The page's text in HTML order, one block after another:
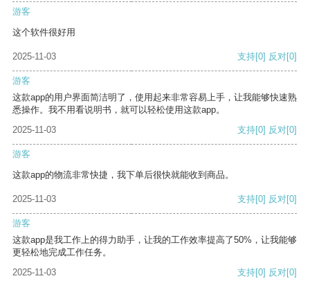
游客
这个软件很好用
2025-11-03 支持[0] 反对[0]
游客
这款app的用户界面简洁明了，使用起来非常容易上手，让我能够快速熟
悉操作。我不用看说明书，就可以轻松使用这款app。
2025-11-03
支持[0] 反对[0]
游客
这款app的物流非常快捷，我下单后很快就能收到商品。
2025-11-03 支持[0] 反对[0]
游客
这款app是我工作上的得力助手，让我的工作效率提高了50%，让我能够
更轻松地完成工作任务。
2025-11-03
支持[0] 反对[0]